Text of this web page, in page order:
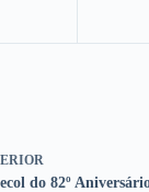
do 82º